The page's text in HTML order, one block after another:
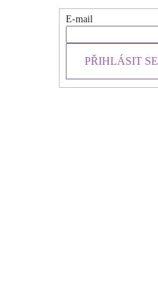
E-mail
PŘIHLÁSIT SE